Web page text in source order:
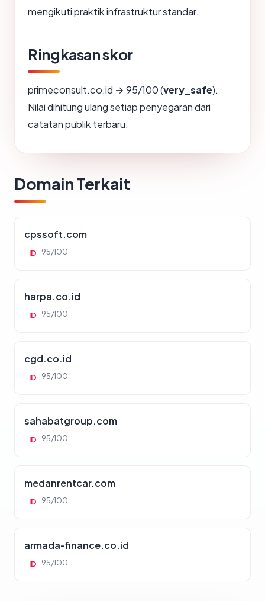
mengikuti praktik infrastruktur standar.
Ringkasan skor
primeconsult.co.id → 95/100 (very_safe).
Nilai dihitung ulang setiap penyegaran dari
catatan publik terbaru.
Domain Terkait
cpssoft.com
ID 95/100
harpa.co.id
ID 95/100
cgd.co.id
ID 95/100
sahabatgroup.com
ID 95/100
medanrentcar.com
ID 95/100
armada-finance.co.id
ID 95/100